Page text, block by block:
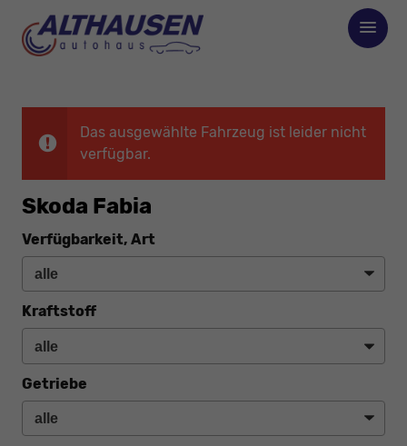
Das ausgewählte Fahrzeug ist leider nicht
verfügbar.
Skoda Fabia
Verfügbarkeit, Art
Kraftstoff
Getriebe